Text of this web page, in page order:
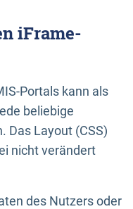
iFrame-
Portals kann als
beliebige
Das Layout (CSS)
nicht verändert
des Nutzers oder